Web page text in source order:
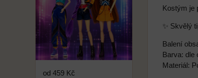
Kostým je
✨ Skvělý
Balení
Barva: dle
Materiál:
od 459 Kč